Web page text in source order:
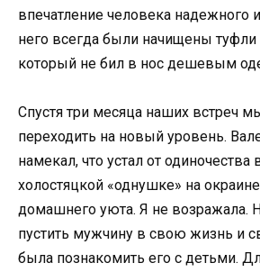
впечатление человека надежного
него всегда были начищены
который не бил в нос дешевым
Спустя три месяца наших встреч
переходить на новый уровень.
намекал, что устал от одиночества
холостяцкой «однушке» на
домашнего уюта. Я не возражала.
пустить мужчину в свою жизнь и
была познакомить его с детьми.